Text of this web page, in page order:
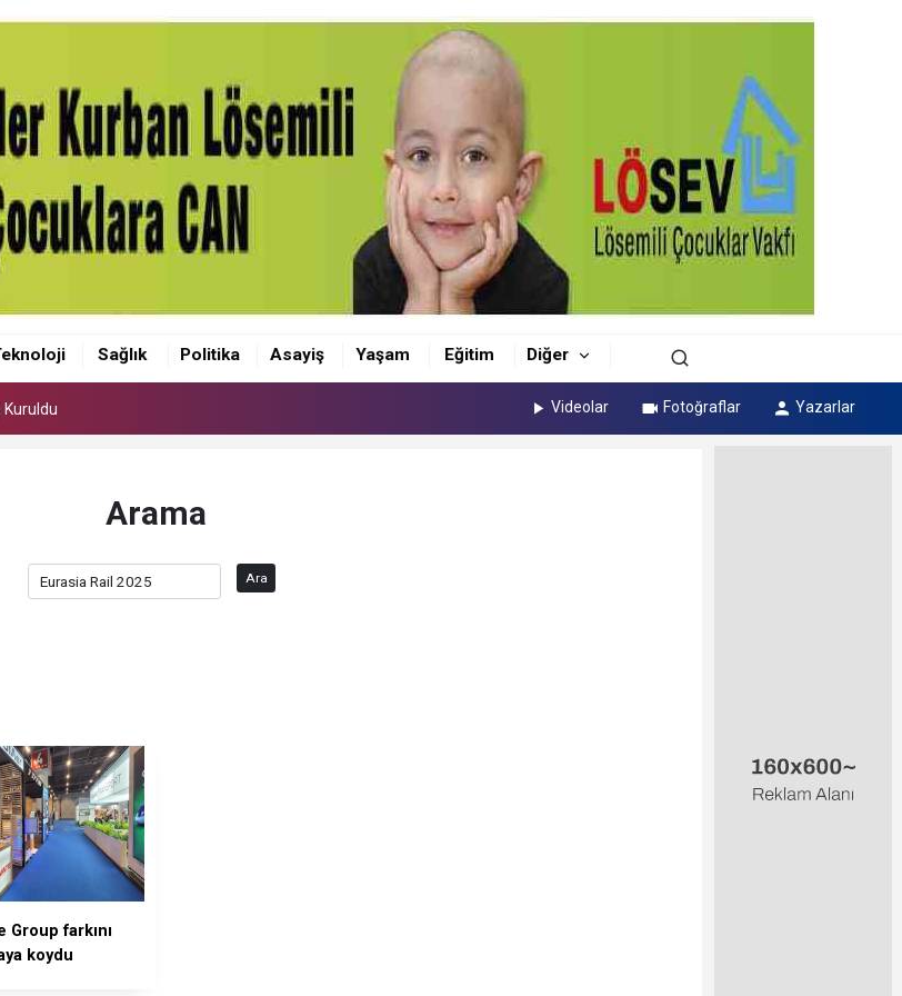
Sağlık Politika Asayiş Yaşam Eğitim Diğer
Videolar Fotoğraflar Yazarlar
Arama
Ara
Group farkını
koydu